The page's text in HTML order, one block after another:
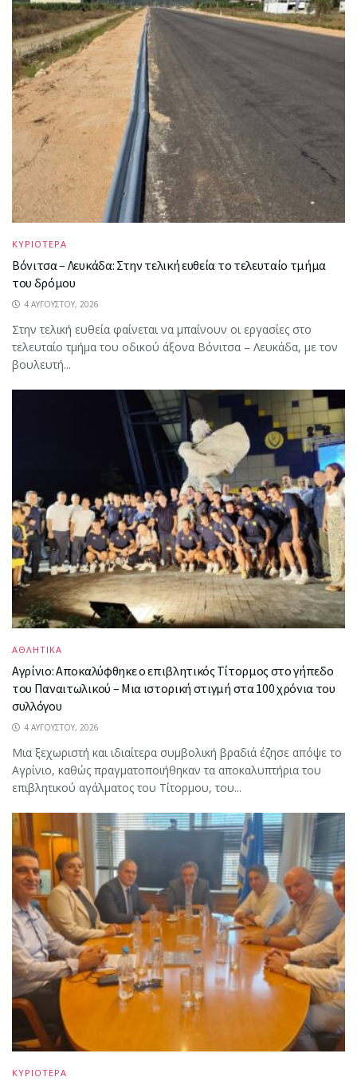
ΚΥΡΙΟΤΕΡΑ
Βόνιτσα – Λευκάδα: Στην τελική ευθεία το τελευταίο τμήμα
του δρόμου
4 ΑΥΓΟΎΣΤΟΥ, 2026
Στην τελική ευθεία φαίνεται να μπαίνουν οι εργασίες στο
τελευταίο τμήμα του οδικού άξονα Βόνιτσα – Λευκάδα, με τον
βουλευτή...
ΑΘΛΗΤΙΚΑ
Αγρίνιο: Αποκαλύφθηκε ο επιβλητικός Τίτορμος στο γήπεδο
του Παναιτωλικού – Μια ιστορική στιγμή στα 100 χρόνια του
συλλόγου
4 ΑΥΓΟΎΣΤΟΥ, 2026
Μια ξεχωριστή και ιδιαίτερα συμβολική βραδιά έζησε απόψε το
Αγρίνιο, καθώς πραγματοποιήθηκαν τα αποκαλυπτήρια του
επιβλητικού αγάλματος του Τίτορμου, του...
ΚΥΡΙΟΤΕΡΑ